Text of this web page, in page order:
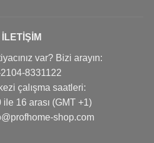
İLETIŞIM
var? Bizi arayın:
8331122
çalışma saatleri:
ile 16 arası (GMT +1)
shop.com